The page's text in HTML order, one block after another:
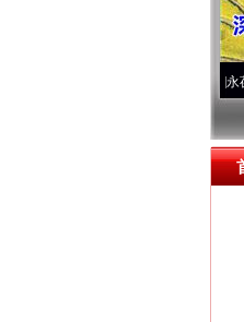
永葆“两个先